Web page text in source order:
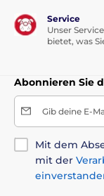
Service
Unser
bietet, was
Abonnieren Sie
Gib deine E-
Mit dem
mit der